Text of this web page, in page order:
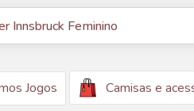
Innsbruck Feminino
Jogos Camisas e